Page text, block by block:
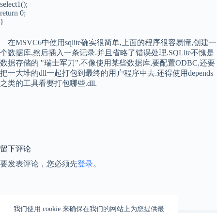
我们使用 cookie 来确保在我们的网站上为您提供最
select1();
return 0;
}
在MSVC6中使用sqlite确实很简单,上面的程序很容易懂,创建一
个数据库,然后插入一条记录.并且省略了错误处理.SQLite不愧是
数据存储的 "瑞士军刀".不像使用某些数据库,要配置ODBC,还要
把一大堆的dll一起打包到最终的用户程序中去.还得使用depends
之类的工具看要打包哪些.dll.
留下评论
要发表评论，您必须先登录。